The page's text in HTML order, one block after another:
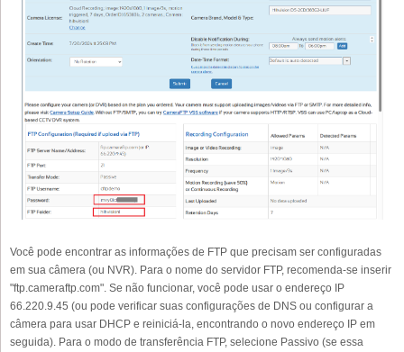
Você pode encontrar as informações de FTP que precisam ser configuradas
em sua câmera (ou NVR). Para o nome do servidor FTP, recomenda-se inserir
"ftp.cameraftp.com". Se não funcionar, você pode usar o endereço IP
66.220.9.45 (ou pode verificar suas configurações de DNS ou configurar a
câmera para usar DHCP e reiniciá-la, encontrando o novo endereço IP em
seguida). Para o modo de transferência FTP, selecione Passivo (se essa